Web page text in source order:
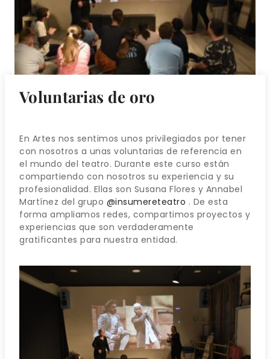
Voluntarias de oro
En Artes nos sentimos unos privilegiados por tener
con nosotros a unas voluntarias de referencia en
el mundo del teatro. Durante este curso están
compartiendo con nosotros su experiencia y su
profesionalidad. Ellas son Susana Flores y Annabel
Martínez del grupo @insumereteatro . De esta
forma ampliamos redes, compartimos proyectos y
experiencias que son verdaderamente
gratificantes para nuestra entidad.